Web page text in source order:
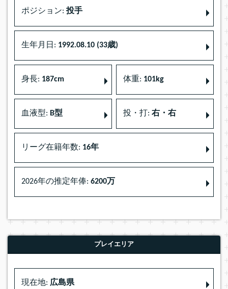
ポジション: 投手
生年月日: 1992.08.10 (33歳)
身長: 187cm 体重: 101kg
血液型: B型 投・打: 右・右
リーグ在籍年数: 16年
2026年の推定年俸: 6200万
プレイエリア
現在地: 広島県